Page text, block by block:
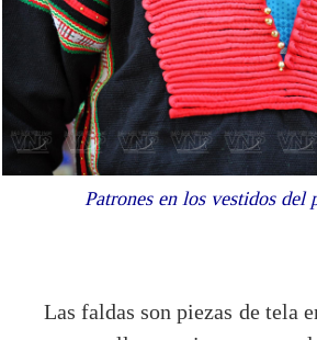
Patrones en los vestidos del
Las faldas son piezas de tela